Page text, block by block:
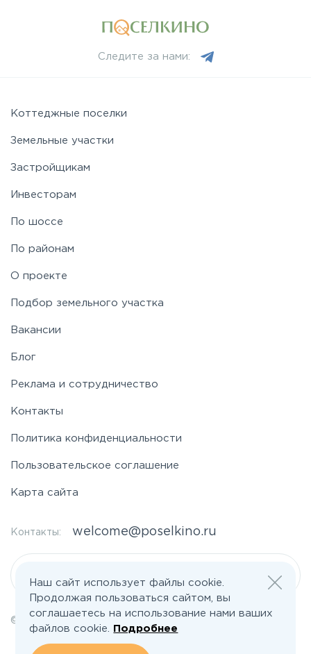
Следите за нами:
Коттеджные поселки
Земельные участки
Застройщикам
Инвесторам
По шоссе
По районам
О проекте
Подбор земельного участка
Вакансии
Блог
Реклама и сотрудничество
Контакты
Политика конфиденциальности
Пользовательское соглашение
Карта сайта
Контакты: welcome@poselkino.ru
© 2026 Все права защищены | poselkino.ru
ИП Маслов Дмитрий Валерьевич
ИНН 503406273833
Наш сайт использует файлы cookie.
Продолжая пользоваться сайтом, вы
соглашаетесь на использование нами ваших
файлов cookie.
Подробнее